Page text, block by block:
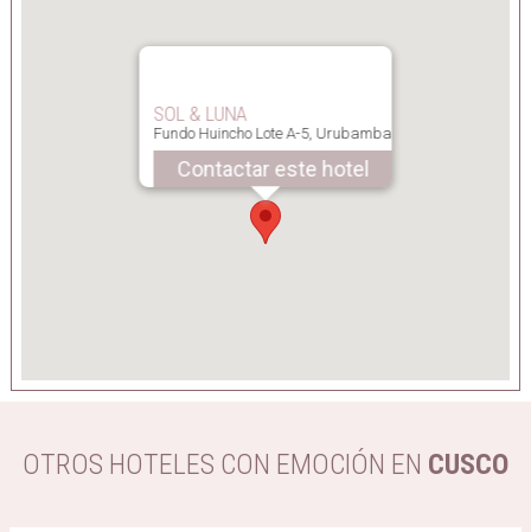
SOL & LUNA
Fundo Huincho Lote A-5, Urubamba
Contactar este hotel
OTROS HOTELES CON EMOCIÓN EN CUSCO